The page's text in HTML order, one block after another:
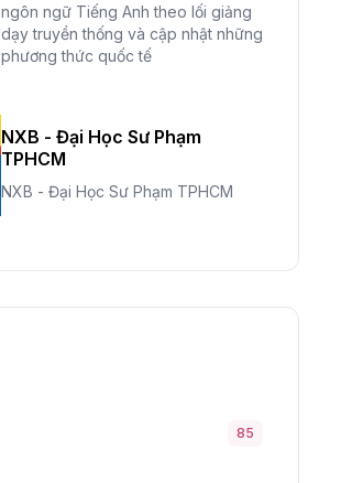
ngôn ngữ Tiếng Anh theo lối giảng
dạy truyền thống và cập nhật những
phương thức quốc tế
NXB - Đại Học Sư Phạm
TPHCM
NXB - Đại Học Sư Phạm TPHCM
85